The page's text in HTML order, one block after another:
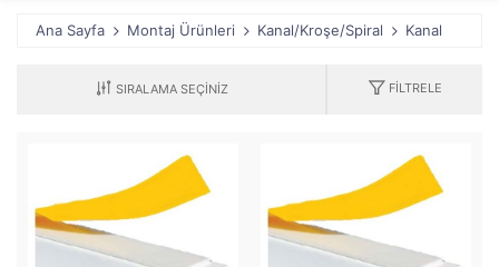
Ana Sayfa Montaj Ürünleri Kanal/Kroşe/Spiral Kanal
FILTRELE